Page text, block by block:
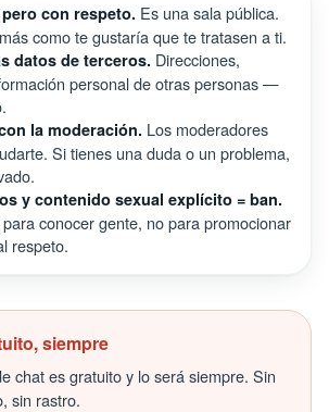
con respeto. Es una sala pública.
como te gustaría que te tratasen a ti.
datos de terceros. Direcciones,
personal de otras personas —
la moderación. Los moderadores
Si tienes una duda o un problema,
y contenido sexual explícito = ban.
conocer gente, no para promocionar
respeto.
siempre
chat es gratuito y lo será siempre. Sin
sin rastro.